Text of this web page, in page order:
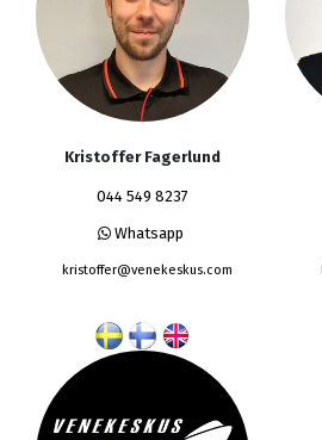
Kristoffer Fagerlund
044 549 8237
Whatsapp
kristoffer@venekeskus.com